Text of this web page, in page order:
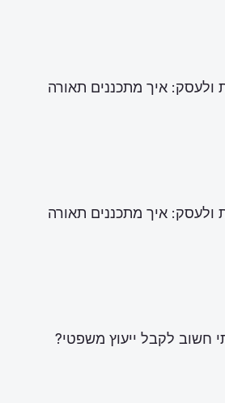
ולעסק: איך מתכננים תאורה
ולעסק: איך מתכננים תאורה
חשוב לקבל ייעוץ משפטי?